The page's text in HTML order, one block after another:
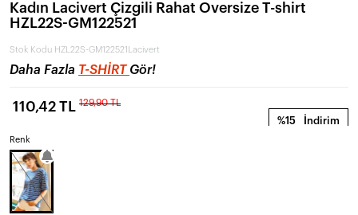
Kadın Lacivert Çizgili Rahat Oversize T-shirt
HZL22S-GM122521
Stok Kodu HZL22S-GM122521Lacivert
Daha Fazla T-SHIRT Gör!
%15 İndirim
110,42 TL 129,90 TL
Renk